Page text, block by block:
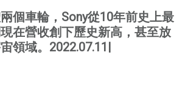
個車輪， Sony從10年前史上最
在營收創下歷史新高，甚至放
領域。 2022.07.11|